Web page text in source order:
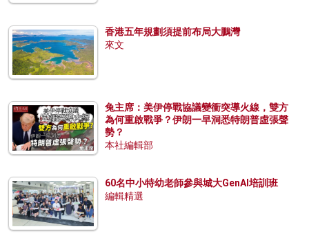
香港五年規劃須提前布局大鵬灣
來文
兔主席：美伊停戰協議變衝突導火線，雙方
為何重啟戰爭？伊朗一早洞悉特朗普虛張聲
勢？
本社編輯部
60名中小特幼老師參與城大GenAI培訓班
編輯精選